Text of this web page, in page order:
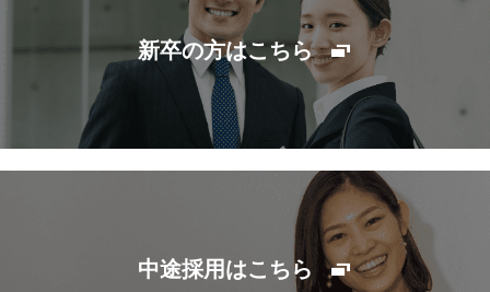
新卒の方はこちら
中途採用はこちら